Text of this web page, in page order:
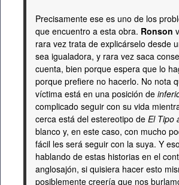
Precisamente ese es uno de los
que encuentro a esta obra. Ronson
rara vez trata de explicárselo desde
sea igualadora, y rara vez saca
cuenta, bien porque espera que lo
porque prefiere no hacerlo. No nota
víctima está en una posición de
complicado seguir con su vida
cerca está del estereotipo de El Tipo
blanco y, en este caso, con mucho
fácil les será seguir con la suya. Y
hablando de estas historias en el
anglosajón, si quisiera hacer esto
posiblemente creería que nos